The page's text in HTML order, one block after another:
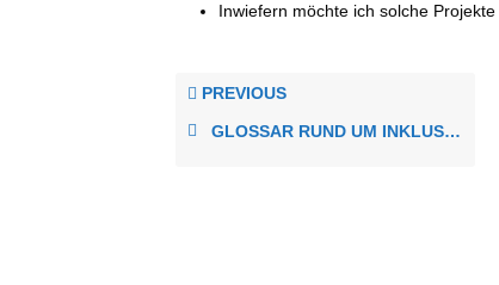
Inwiefern möchte ich solche
PREVIOUS
GLOSSAR RUND UM INKLUSION UND MEDIENPÄDAGOGIK